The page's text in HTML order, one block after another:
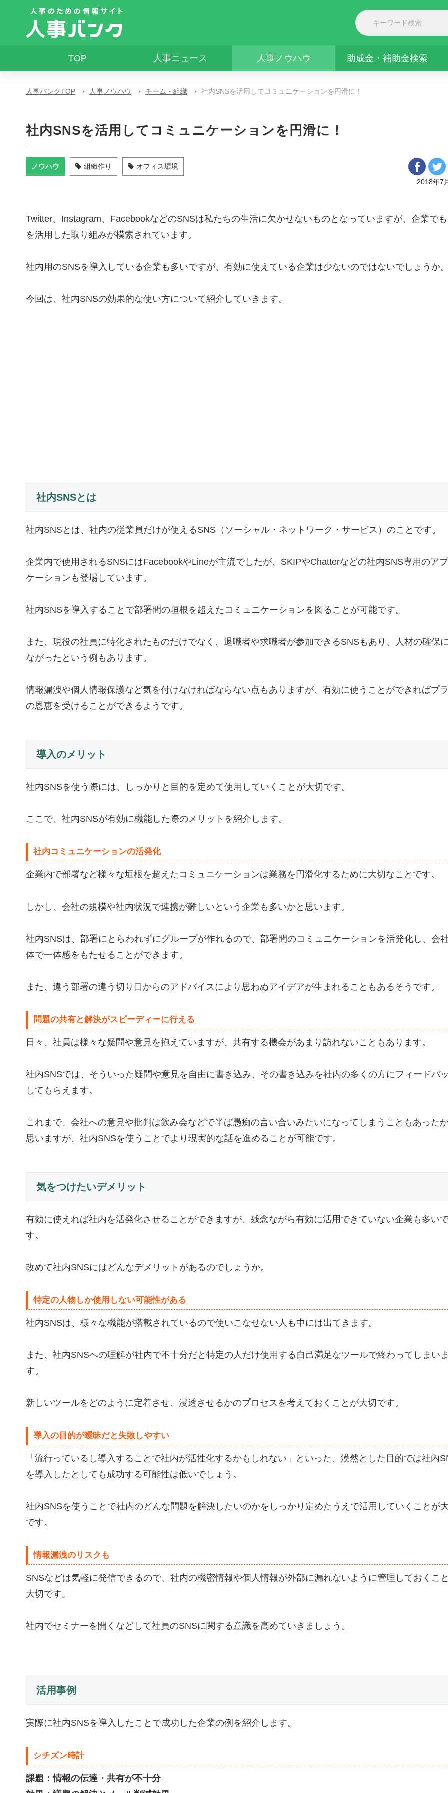
TOP 人事ニュース 人事ノウハウ 助成金・補助金検索
人事バンクTOP 人事ノウハウ チーム・組織 社内SNSを活用してコミュニケーションを円滑に！
社内SNSを活用してコミュニケーションを円滑に！
ノウハウ 組織作り
オフィス環境
2018年7
Twitter、Instagram、FacebookなどのSNSは私たちの生活に欠かせないものとなっていますが、企業で
を活用した取り組みが模索されています。
社内用のSNSを導入している企業も多いですが、有効に使えている企業は少ないのではないでしょうか
今回は、社内SNSの効果的な使い方について紹介していきます。
社内SNSとは
社内SNSとは、社内の従業員だけが使えるSNS（ソーシャル・ネットワーク・サービス）のことです。
企業内で使用されるSNSにはFacebookやLineが主流でしたが、SKIPやChatterなどの社内SNS専用のア
ケーションも登場しています。
社内SNSを導入することで部署間の垣根を超えたコミュニケーションを図ることが可能です。
また、現役の社員に特化されたものだけでなく、退職者や求職者が参加できるSNSもあり、人材の確保
ながったという例もあります。
情報漏洩や個人情報保護など気を付けなければならない点もありますが、有効に使うことができればプ
の恩恵を受けることができるようです。
導入のメリット
社内SNSを使う際には、しっかりと目的を定めて使用していくことが大切です。
ここで、社内SNSが有効に機能した際のメリットを紹介します。
社内コミュニケーションの活発化
企業内で部署など様々な垣根を超えたコミュニケーションは業務を円滑化するために大切なことです。
しかし、会社の規模や社内状況で連携が難しいという企業も多いかと思います。
社内SNSは、部署にとらわれずにグループが作れるので、部署間のコミュニケーションを活発化し、会
体で一体感をもたせることができます。
また、違う部署の違う切り口からのアドバイスにより思わぬアイデアが生まれることもあるそうです。
問題の共有と解決がスピーディーに行える
日々、社員は様々な疑問や意見を抱えていますが、共有する機会があまり訪れないこともあります。
社内SNSでは、そういった疑問や意見を自由に書き込み、その書き込みを社内の多くの方にフィードバ
してもらえます。
これまで、会社への意見や批判は飲み会などで半ば愚痴の言い合いみたいになってしまうこともあった
思いますが、社内SNSを使うことでより現実的な話を進めることが可能です。
気をつけたいデメリット
有効に使えれば社内を活発化させることができますが、残念ながら有効に活用できていない企業も多い
す。
改めて社内SNSにはどんなデメリットがあるのでしょうか。
特定の人物しか使用しない可能性がある
社内SNSは、様々な機能が搭載されているので使いこなせない人も中には出てきます。
また、社内SNSへの理解が社内で不十分だと特定の人だけ使用する自己満足なツールで終わってしまい
す。
新しいツールをどのように定着させ、浸透させるかのプロセスを考えておくことが大切です。
導入の目的が曖昧だと失敗しやすい
「流行っているし導入することで社内が活性化するかもしれない」といった、漠然とした目的では社内
を導入したとしても成功する可能性は低いでしょう。
社内SNSを使うことで社内のどんな問題を解決したいのかをしっかり定めたうえで活用していくことが
です。
情報漏洩のリスクも
SNSなどは気軽に発信できるので、社内の機密情報や個人情報が外部に漏れないように管理しておくこ
大切です。
社内でセミナーを開くなどして社員のSNSに関する意識を高めていきましょう。
活用事例
実際に社内SNSを導入したことで成功した企業の例を紹介します。
シチズン時計
課題：情報の伝達・共有が不十分